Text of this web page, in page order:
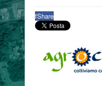
fShare